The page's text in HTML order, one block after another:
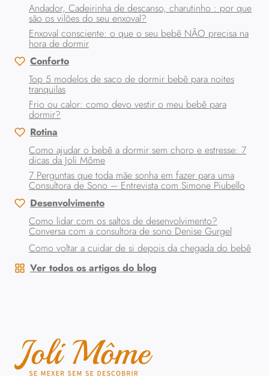
Andador, Cadeirinha de descanso, charutinho : por que
são os vilões do seu enxoval?
Enxoval consciente: o que o seu bebê NÃO precisa na
hora de dormir
Conforto
Top 5 modelos de saco de dormir bebê para noites
tranquilas
Frio ou calor: como devo vestir o meu bebê para
dormir?
Rotina
Como ajudar o bebê a dormir sem choro e estresse: 7
dicas da Joli Môme
7 Perguntas que toda mãe sonha em fazer para uma
Consultora de Sono – Entrevista com Simone Piubello
Desenvolvimento
Como lidar com os saltos de desenvolvimento?
Conversa com a consultora de sono Denise Gurgel
Como voltar a cuidar de si depois da chegada do bebê
Ver todos os artigos do blog